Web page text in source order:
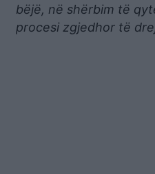
bëjë, në shërbim të
procesi zgjedhor të